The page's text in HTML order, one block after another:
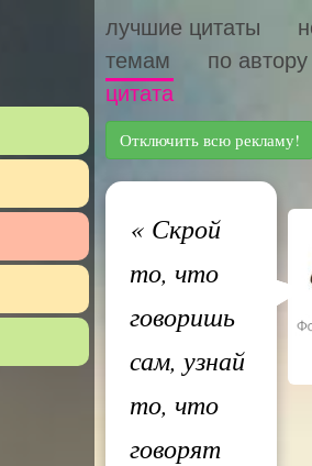
лучшие цитаты
темам
по автору
цитата
Отключить всю рекламу!
«Скрой
то, что
говоришь
сам, узнай
то, что
говорят